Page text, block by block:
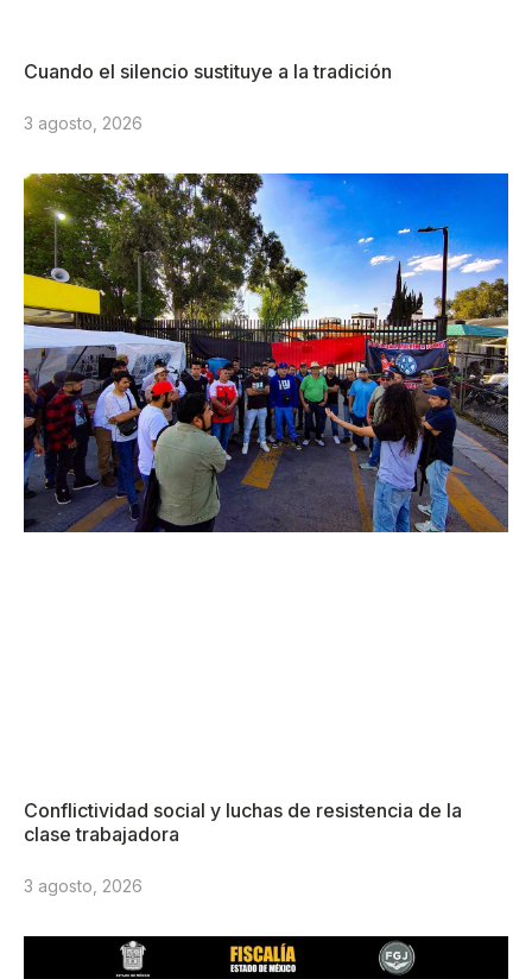
Cuando el silencio sustituye a la tradición
3 agosto, 2026
Conflictividad social y luchas de resistencia de la
clase trabajadora
3 agosto, 2026